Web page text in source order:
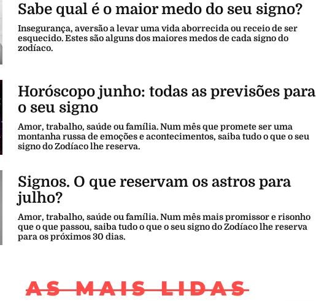
Sabe qual é o maior medo do seu signo?
Insegurança, aversão a levar uma vida aborrecida ou receio de ser
esquecido. Estes são alguns dos maiores medos de cada signo do
zodíaco.
Horóscopo junho: todas as previsões para
o seu signo
Amor, trabalho, saúde ou família. Num mês que promete ser uma
montanha russa de emoções e acontecimentos, saiba tudo o que o seu
signo do Zodíaco lhe reserva.
Signos. O que reservam os astros para
julho?
Amor, trabalho, saúde ou família. Num mês mais promissor e risonho
que o que passou, saiba tudo o que o seu signo do Zodíaco lhe reserva
para os próximos 30 dias.
AS MAIS LIDAS